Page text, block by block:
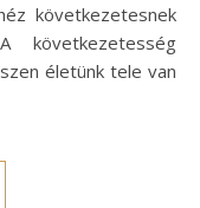
következetesnek
következetesség
életünk tele van